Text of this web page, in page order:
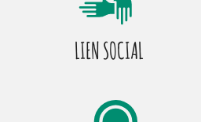
LIEN SOCIAL